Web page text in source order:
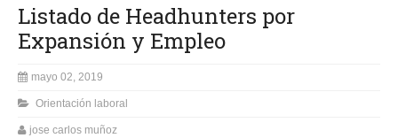
Listado de Headhunters por
Expansión y Empleo
mayo 02, 2019
Orientación laboral
jose carlos muñoz